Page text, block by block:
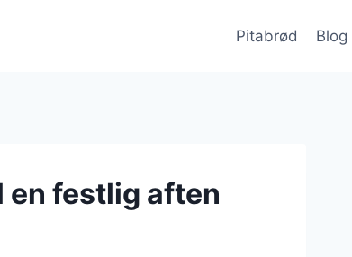
Pitabrød Blog
en festlig aften